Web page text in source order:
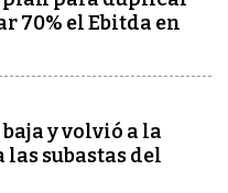
70% el Ebitda en
y volvió a la
las subastas del